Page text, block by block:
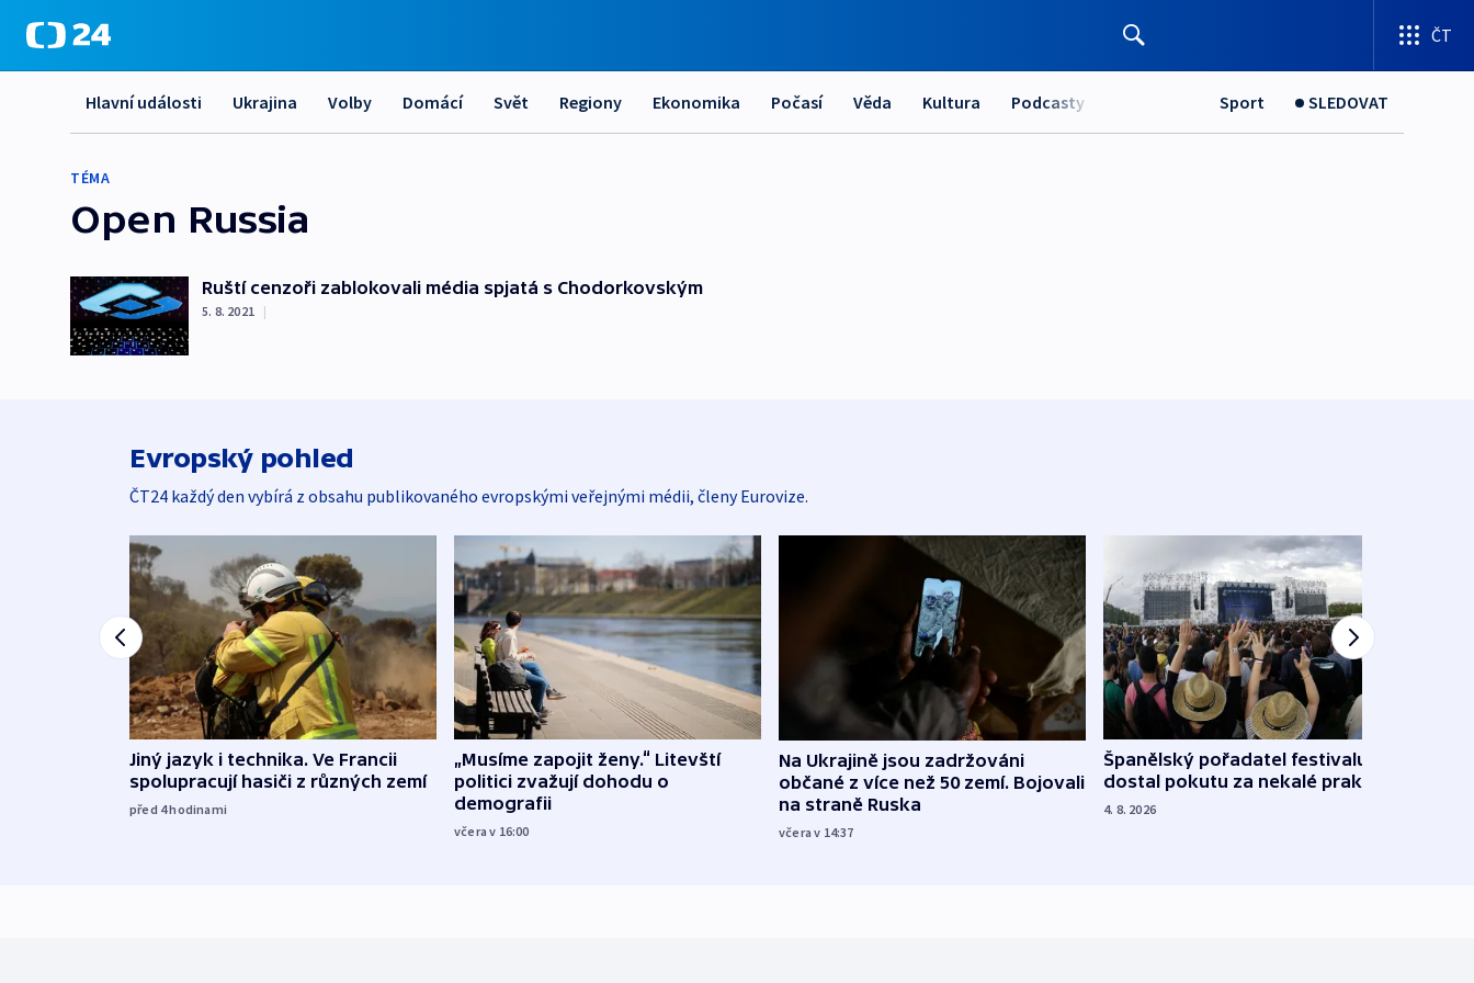
ČT
Hlavní události Ukrajina Volby Domácí Svět Regiony Ekonomika Počasí Věda Kultura Podcasty Sport SLEDOVAT
TÉMA
Open Russia
Ruští cenzoři zablokovali média spjatá s Chodorkovským
5. 8. 2021 |
Evropský pohled
ČT24 každý den vybírá z obsahu publikovaného evropskými veřejnými médii, členy Eurovize.
Jiný jazyk i technika. Ve Francii
spolupracují hasiči z různých zemí
před 4hodinami
„Musíme zapojit ženy.“ Litevští
politici zvažují dohodu o
demografii
včera v 16:00
Na Ukrajině jsou zadržováni
občané z více než 50 zemí. Bojovali
na straně Ruska
včera v 14:37
Španělský pořadatel festivalu
dostal pokutu za nekalé praktiky
4. 8. 2026